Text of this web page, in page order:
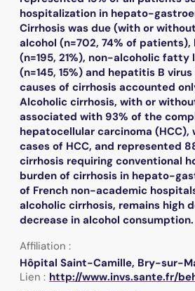
hospitalization in hepato-
Cirrhosis was due (with or
alcohol (n=702, 74% of
(n=195, 21%), non-alcoholic fatty
(n=145, 15%) and hepatitis B
causes of cirrhosis accounted
Alcoholic cirrhosis, with or
associated with 93% of the
hepatocellular carcinoma (HCC),
cases of HCC, and represented
cirrhosis requiring conventional
burden of cirrhosis in hepato-
of French non-academic
alcoholic cirrhosis, remains high
decrease in alcohol consumption.
Affiliation :
Hôpital Saint-Camille, Bry-sur-
Lien : http://www.invs.sante.fr/